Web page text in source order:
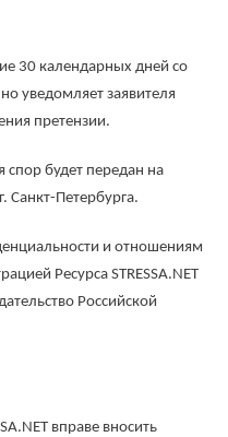
30 календарных дней со
уведомляет заявителя
претензии.
будет передан на
Санкт-Петербурга.
и отношениям
Ресурса STRESSA.NET
Российской
вправе вносить